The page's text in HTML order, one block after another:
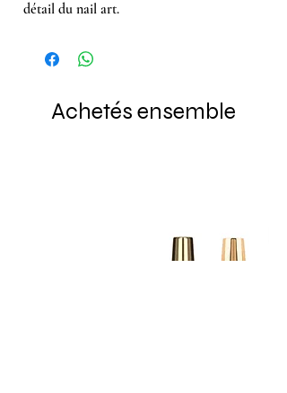
détail du nail art.
Achetés ensemble